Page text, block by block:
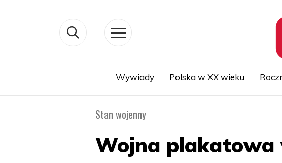
Wywiady Polska w XX wieku
Stan wojenny
Wojna plakatowa